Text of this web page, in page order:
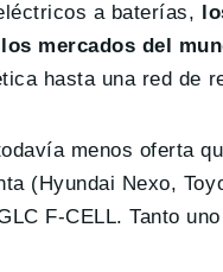
a baterías,
mercados del
hasta una red de
menos oferta
(Hyundai Nexo,
F-CELL. Tanto